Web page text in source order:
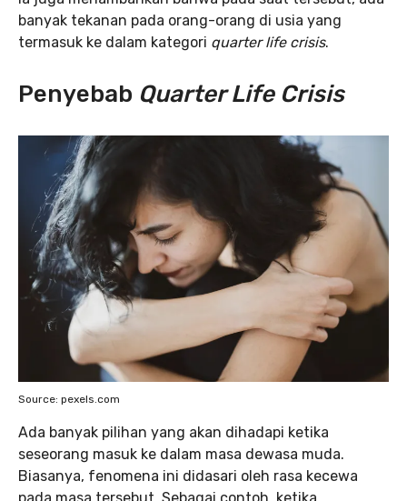
banyak tekanan pada orang-orang di usia yang
termasuk ke dalam kategori quarter life crisis.
Penyebab Quarter Life Crisis
Source: pexels.com
Ada banyak pilihan yang akan dihadapi ketika
seseorang masuk ke dalam masa dewasa muda.
Biasanya, fenomena ini didasari oleh rasa kecewa